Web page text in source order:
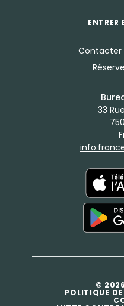
Contacter
33
©
POLITIQUE